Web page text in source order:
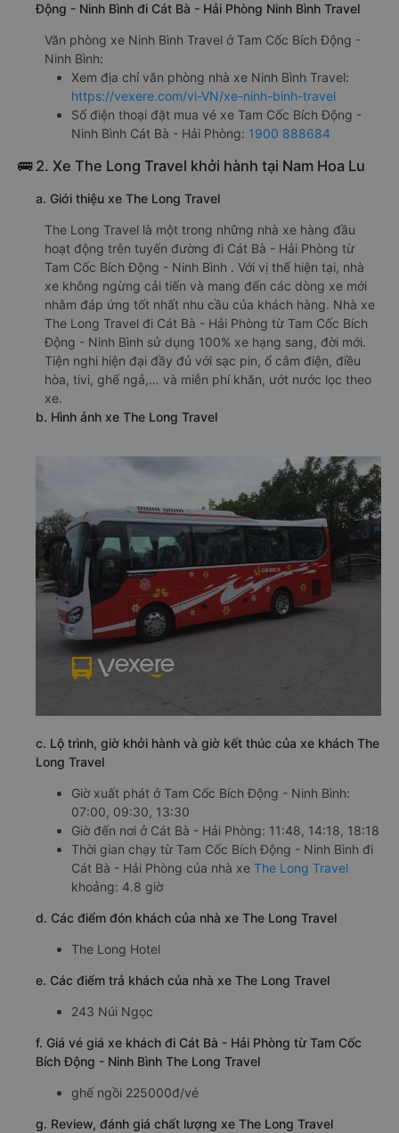
Động - Ninh Bình đi Cát Bà - Hải Phòng Ninh Bình Travel
Văn phòng xe Ninh Bình Travel ở Tam Cốc Bích Động -
Ninh Bình:
Xem địa chỉ văn phòng nhà xe Ninh Bình Travel:
https://vexere.com/vi-VN/xe-ninh-binh-travel
Số điện thoại đặt mua vé xe Tam Cốc Bích Động -
Ninh Bình Cát Bà - Hải Phòng: 1900 888684
🚌 2. Xe The Long Travel khởi hành tại Nam Hoa Lu
a. Giới thiệu xe The Long Travel
The Long Travel là một trong những nhà xe hàng đầu
hoạt động trên tuyến đường đi Cát Bà - Hải Phòng từ
Tam Cốc Bích Động - Ninh Bình . Với vị thế hiện tại, nhà
xe không ngừng cải tiến và mang đến các dòng xe mới
nhằm đáp ứng tốt nhất nhu cầu của khách hàng. Nhà xe
The Long Travel đi Cát Bà - Hải Phòng từ Tam Cốc Bích
Động - Ninh Bình sử dụng 100% xe hạng sang, đời mới.
Tiện nghi hiện đại đầy đủ với sạc pin, ổ cắm điện, điều
hòa, tivi, ghế ngả,… và miễn phí khăn, ướt nước lọc theo
xe.
b. Hình ảnh xe The Long Travel
c. Lộ trình, giờ khởi hành và giờ kết thúc của xe khách The
Long Travel
Giờ xuất phát ở Tam Cốc Bích Động - Ninh Bình:
07:00, 09:30, 13:30
Giờ đến nơi ở Cát Bà - Hải Phòng: 11:48, 14:18, 18:18
Thời gian chạy từ Tam Cốc Bích Động - Ninh Bình đi
Cát Bà - Hải Phòng của nhà xe The Long Travel
khoảng: 4.8 giờ
d. Các điểm đón khách của nhà xe The Long Travel
The Long Hotel
e. Các điểm trả khách của nhà xe The Long Travel
243 Núi Ngọc
f. Giá vé giá xe khách đi Cát Bà - Hải Phòng từ Tam Cốc
Bích Động - Ninh Bình The Long Travel
ghế ngồi 225000đ/vé
g. Review, đánh giá chất lượng xe The Long Travel